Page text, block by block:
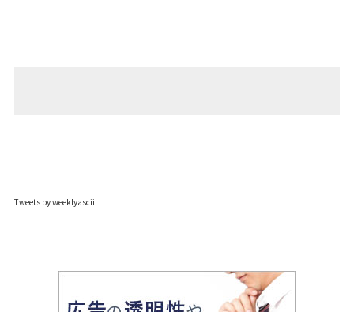
Tweets by weeklyascii